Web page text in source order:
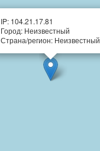
IP: 104.21.17.81
Город: Неизвестный
Страна/регион: Неизвестный